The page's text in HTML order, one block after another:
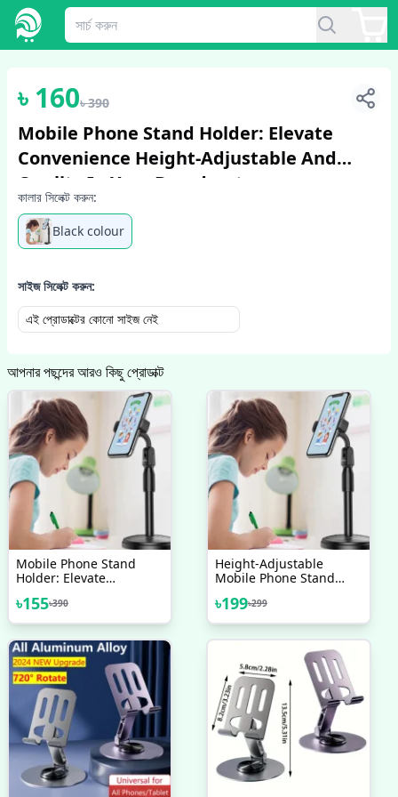
1/4
৳ 160৳390
Mobile Phone Stand Holder: Elevate
Convenience Height-Adjustable And
Quality In Your Broadcasts
কালার সিলেক্ট করুন:
Black colour
সাইজ সিলেক্ট করুন:
এই প্রোডাক্টের কোনো সাইজ নেই
আপনার পছন্দের আরও কিছু প্রোডাক্ট
Mobile Phone Stand
Holder: Elevate
Adjustable And Quality
Best Quality
৳155৳390
Height-Adjustable
Mobile Phone Stand
Convenience And
Quality In Your
৳199৳299